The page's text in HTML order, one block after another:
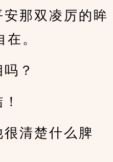
那双凌厉的眸
。
？
清楚什么脾